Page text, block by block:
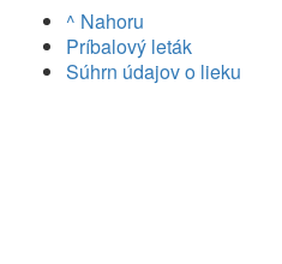
^ Nahoru
Príbalový leták
Súhrn údajov o lieku